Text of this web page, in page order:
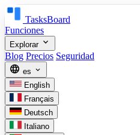
TasksBoard
Funciones
Explorar expand_more
Blog Precios Seguridad
language es expand_more
English
Français
Deutsch
Italiano